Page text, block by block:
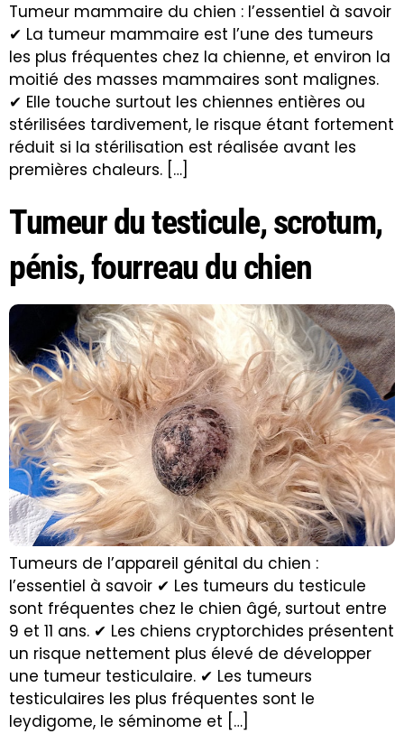
Tumeur mammaire du chien : l’essentiel à savoir
✔ La tumeur mammaire est l’une des tumeurs
les plus fréquentes chez la chienne, et environ la
moitié des masses mammaires sont malignes.
✔ Elle touche surtout les chiennes entières ou
stérilisées tardivement, le risque étant fortement
réduit si la stérilisation est réalisée avant les
premières chaleurs. […]
Tumeur du testicule, scrotum,
pénis, fourreau du chien
Tumeurs de l’appareil génital du chien :
l’essentiel à savoir ✔ Les tumeurs du testicule
sont fréquentes chez le chien âgé, surtout entre
9 et 11 ans. ✔ Les chiens cryptorchides présentent
un risque nettement plus élevé de développer
une tumeur testiculaire. ✔ Les tumeurs
testiculaires les plus fréquentes sont le
leydigome, le séminome et […]